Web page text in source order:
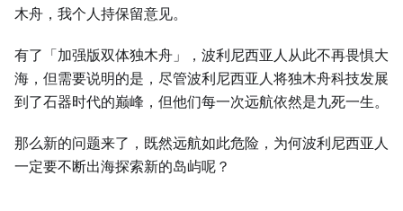
木舟，我个人持保留意见。
有了「加强版双体独木舟」，波利尼西亚人从此不再畏惧大
海，但需要说明的是，尽管波利尼西亚人将独木舟科技发展
到了石器时代的巅峰，但他们每一次远航依然是九死一生。
那么新的问题来了，既然远航如此危险，为何波利尼西亚人
一定要不断出海探索新的岛屿呢？